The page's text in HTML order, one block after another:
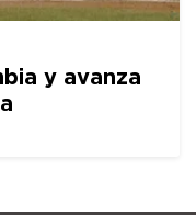
y avanza